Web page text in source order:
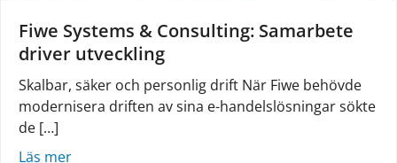
Fiwe Systems & Consulting: Samarbete
driver utveckling
Skalbar, säker och personlig drift När Fiwe behövde
modernisera driften av sina e-handelslösningar sökte
de […]
Läs mer